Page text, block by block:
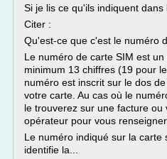
Si je lis ce qu'ils indiquent dans
Citer :
Qu'est-ce que c'est le numéro
Le numéro de carte SIM est
minimum 13 chiffres (19 pour
numéro est inscrit sur le dos
votre carte. Au cas où le
le trouverez sur une facture
opérateur pour vous renseigner.
Le numéro indiqué sur la carte
identifie la...